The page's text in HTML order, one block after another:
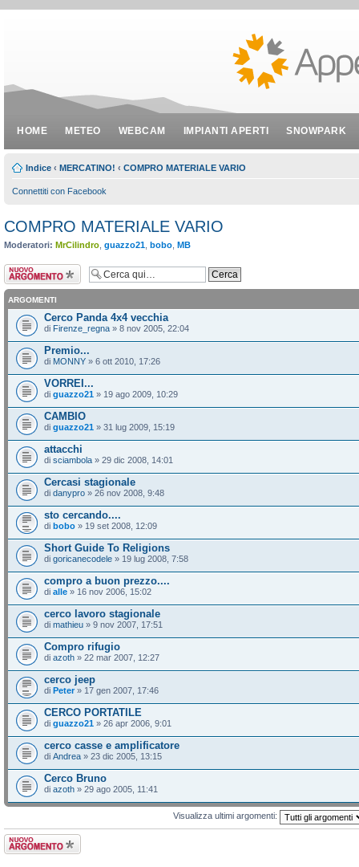
HOME METEO WEBCAM IMPIANTI APERTI SNOWPARK
Indice ‹ MERCATINO! ‹ COMPRO MATERIALE VARIO
Connettiti con Facebook
COMPRO MATERIALE VARIO
Moderatori: MrCilindro guazzo21 bobo MB
Scrivi un nuovo
argomento
ARGOMENTI
Cerco Panda 4x4 vecchia
di Firenze_regna » 8 nov 2005, 22:04
Premio...
di MONNY » 6 ott 2010, 17:26
VORREI...
di guazzo21 » 19 ago 2009, 10:29
CAMBIO
di guazzo21 » 31 lug 2009, 15:19
attacchi
di sciambola » 29 dic 2008, 14:01
Cercasi stagionale
di danypro » 26 nov 2008, 9:48
sto cercando....
di bobo » 19 set 2008, 12:09
Short Guide To Religions
di goricanecodele » 19 lug 2008, 7:58
compro a buon prezzo....
di alle » 16 nov 2006, 15:02
cerco lavoro stagionale
di mathieu » 9 nov 2007, 17:51
Compro rifugio
di azoth » 22 mar 2007, 12:27
cerco jeep
di Peter » 17 gen 2007, 17:46
CERCO PORTATILE
di guazzo21 » 26 apr 2006, 9:01
cerco casse e amplificatore
di Andrea » 23 dic 2005, 13:15
Cerco Bruno
di azoth » 29 ago 2005, 11:41
Visualizza ultimi argomenti:
Scrivi un nuovo
argomento